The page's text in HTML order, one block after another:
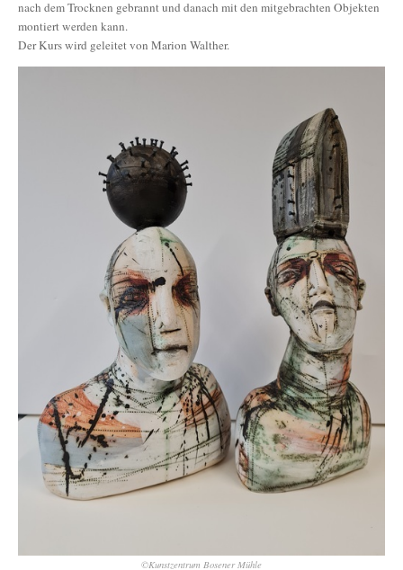
nach dem Trocknen gebrannt und danach mit den mitgebrachten Objekten
montiert werden kann.
Der Kurs wird geleitet von Marion Walther.
©Kunstzentrum Bosener Mühle